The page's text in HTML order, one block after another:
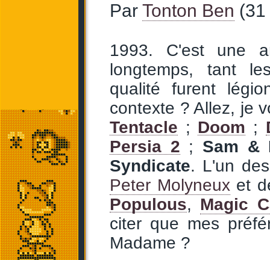
Par Tonton Ben
1993. C'est une
longtemps, tant
qualité furent
contexte ? Allez, je
Tentacle ; Doom ;
Persia 2 ; Sam &
Syndicate. L'un
Peter Molyneux et
Populous, Magic
citer que mes
Madame ?